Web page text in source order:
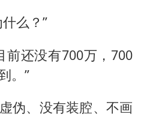
么？”
前还没有700万，700
。”
伪、没有装腔、不画